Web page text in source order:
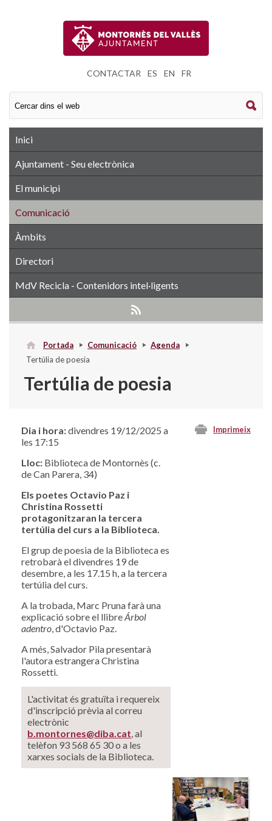
CONTACTAR ES EN FR
Inici
Ajuntament - Seu electrònica
El municipi
Comunicació
Àmbits
Directori
MdV Recicla - Contenidors intel·ligents
Portada Comunicació
Agenda
Tertúlia de poesia
Tertúlia de poesia
Imprimeix
Dia i hora:divendres 19/12/2025 a
les 17:15
Lloc: Biblioteca de Montornès (c.
de Can Parera, 34)
Els poetes Octavio Paz i
Christina Rossetti
protagonitzaran la tercera
tertúlia del curs a la Biblioteca.
El grup de poesia de la Biblioteca es
retrobarà el divendres 19 de
desembre, a les 17.15 h, a la tercera
tertúlia del curs.
A la trobada, Marc Pruna farà una
explicació sobre el llibreÁrbol
adentro, d'Octavio Paz.
A més, Salvador Pila presentarà
l'autora estrangera Christina
Rossetti.
L'activitat és gratuïta i requereix
d'inscripció prèvia al correu
electrònic
b.montornes@diba.cat, al
telèfon 93 568 65 30 o a les
xarxes socials de la Biblioteca.